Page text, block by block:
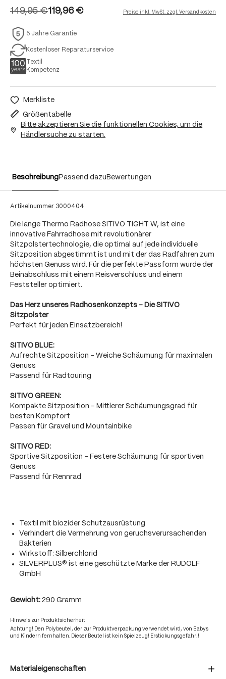
119,96 €
149,95 € Preise inkl. MwSt. zzgl. Versandkosten
5 Jahre Garantie
Kostenloser Reparaturservice
Textil
Kompetenz
Merkliste
Größentabelle
Bitte akzeptieren Sie die funktionellen Cookies, um die
Händlersuche zu starten.
BeschreibungPassend dazu Bewertungen
Artikelnummer 3000404
Die lange Thermo Radhose SITIVO TIGHT W, ist eine
innovative Fahrradhose mit revolutionärer
Sitzpolstertechnologie, die optimal auf jede individuelle
Sitzposition abgestimmt ist und mit der das Radfahren zum
höchsten Genuss wird. Für die perfekte Passform wurde der
Beinabschluss mit einem Reisverschluss und einem
Feststeller optimiert.
Das Herz unseres Radhosenkonzepts - Die SITIVO
Sitzpolster
Perfekt für jeden Einsatzbereich!
SITIVO BLUE:
Aufrechte Sitzposition - Weiche Schäumung für maximalen
Genuss
Passend für Radtouring
SITIVO GREEN:
Kompakte Sitzposition - Mittlerer Schäumungsgrad für
besten Kompfort
Passen für Gravel und Mountainbike
SITIVO RED:
Sportive Sitzposition - Festere Schäumung für sportiven
Genuss
Passend für Rennrad
Textil mit biozider Schutzausrüstung
Verhindert die Vermehrung von geruchsverursachenden
Bakterien
Wirkstoff: Silberchlorid
SILVERPLUS® ist eine geschützte Marke der RUDOLF
GmbH
Gewicht: 290 Gramm
Hinweis zur Produktsicherheit
Achtung! Den Polybeutel, der zur Produktverpackung verwendet wird, von Babys
und Kindern fernhalten. Dieser Beutel ist kein Spielzeug! Erstickungsgefahr!!
Materialeigenschaften